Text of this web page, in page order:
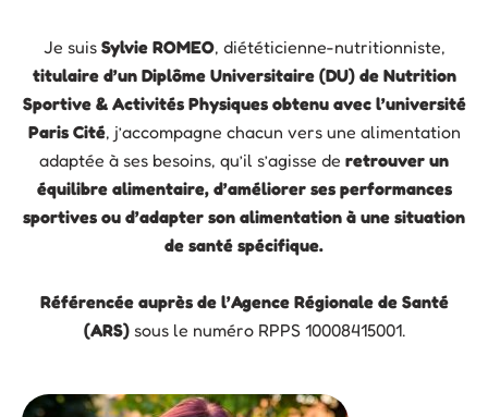
Je suis Sylvie ROMEO, diététicienne-nutritionniste,
titulaire d’un Diplôme Universitaire (DU) de Nutrition
Sportive & Activités Physiques obtenu avec l’université
Paris Cité, j’accompagne chacun vers une alimentation
adaptée à ses besoins, qu’il s’agisse de retrouver un
équilibre alimentaire, d’améliorer ses performances
sportives ou d’adapter son alimentation à une situation
de santé spécifique.
Référencée auprès de l’Agence Régionale de Santé
(ARS)sous le numéro RPPS 10008415001.